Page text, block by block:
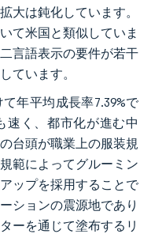
大は鈍化しています。
て米国と類似していま
言語表示の要件が若干
ています。
年平均成長率7.39%で
速く、都市化が進む中
台頭が職業上の服装規
範によってグルーミン
ップを採用することで
ションの震源地であり
ーを通じて塗布するリ